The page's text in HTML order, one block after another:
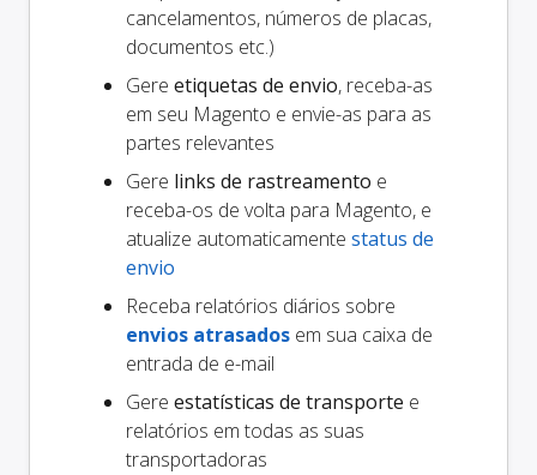
cancelamentos, números de placas,
documentos etc.)
Gere etiquetas de envio, receba-as
em seu Magento e envie-as para as
partes relevantes
Gere links de rastreamento e
receba-os de volta para Magento, e
atualize automaticamente status de
envio
Receba relatórios diários sobre
envios atrasados em sua caixa de
entrada de e-mail
Gere estatísticas de transporte e
relatórios em todas as suas
transportadoras